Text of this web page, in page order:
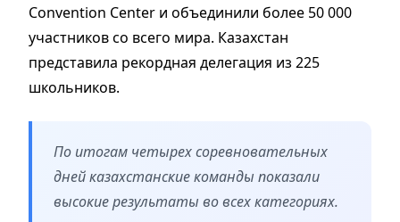
Convention Center и объединили более 50 000
участников со всего мира. Казахстан
представила рекордная делегация из 225
школьников.
По итогам четырех соревновательных
дней казахстанские команды показали
высокие результаты во всех категориях.